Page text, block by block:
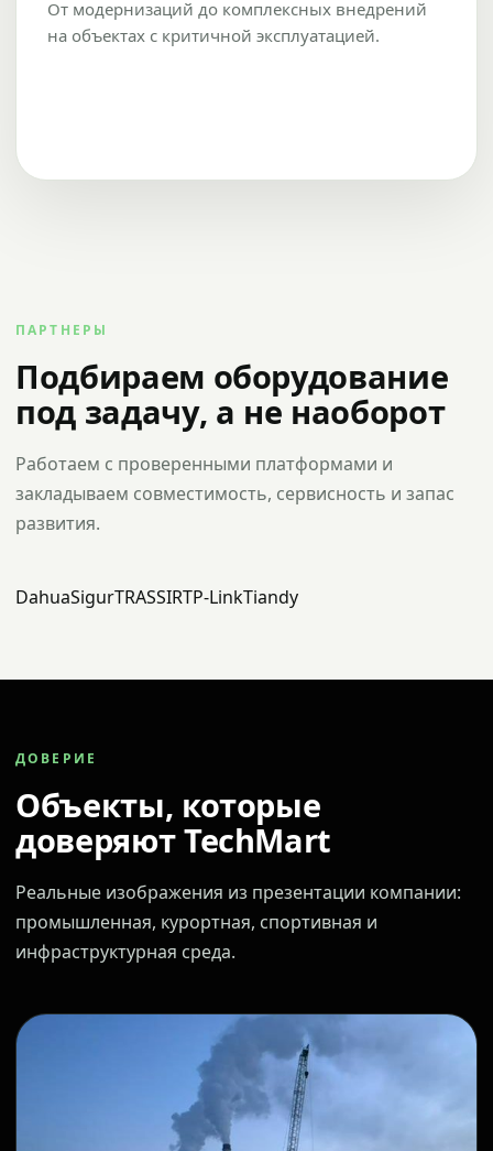
От модернизаций до комплексных внедрений
на объектах с критичной эксплуатацией.
ПАРТНЕРЫ
Подбираем оборудование
под задачу, а не наоборот
Работаем с проверенными платформами и
закладываем совместимость, сервисность и запас
развития.
DahuaSigurTRASSIRTP-LinkTiandy
ДОВЕРИЕ
Объекты, которые
доверяют TechMart
Реальные изображения из презентации компании:
промышленная, курортная, спортивная и
инфраструктурная среда.